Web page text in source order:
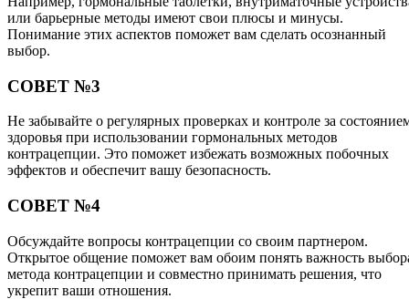
или барьерные методы имеют свои плюсы и минусы.
Понимание этих аспектов поможет вам сделать осознанный
выбор.
СОВЕТ №3
Не забывайте о регулярных проверках и контроле за
здоровья при использовании гормональных методов
контрацепции. Это поможет избежать возможных побочных
эффектов и обеспечит вашу безопасность.
СОВЕТ №4
Обсуждайте вопросы контрацепции со своим партнером.
Открытое общение поможет вам обоим понять важность
метода контрацепции и совместно принимать решения, что
укрепит ваши отношения.